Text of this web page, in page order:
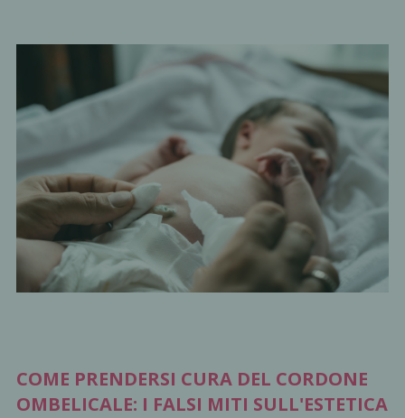
COME PRENDERSI CURA DEL CORDONE
OMBELICALE: I FALSI MITI SULL'ESTETICA